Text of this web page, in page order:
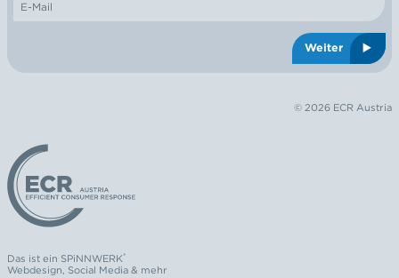
E-Mail
Weiter
© 2026 ECR Austria
Logo: ECR Austria
Das ist ein SPiNNWERK®
Webdesign, Social Media& mehr